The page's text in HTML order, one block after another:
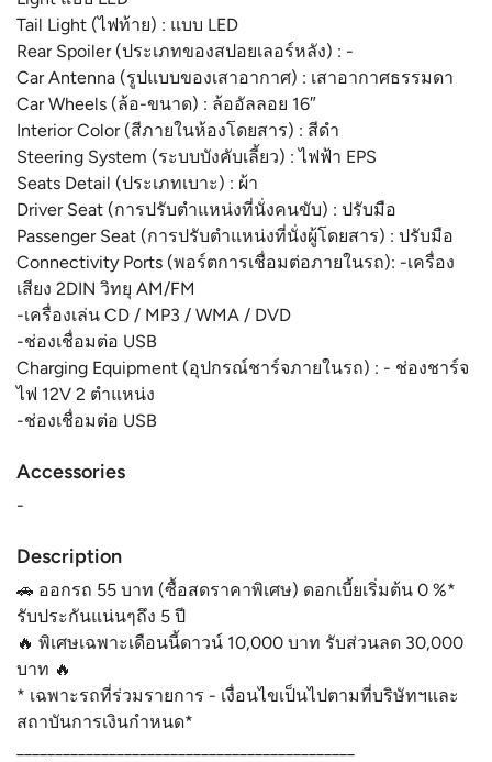
Tail Light (ไฟท้าย) : แบบ LED
Rear Spoiler (ประเภทของสปอยเลอร์หลัง) : -
Car Antenna (รูปแบบของเสาอากาศ) : เสาอากาศธรรมดา
Car Wheels (ล้อ-ขนาด) : ล้ออัลลอย 16″
Interior Color (สีภายในห้องโดยสาร) : สีดำ
Steering System (ระบบบังคับเลี้ยว) : ไฟฟ้า EPS
Seats Detail (ประเภทเบาะ) : ผ้า
Driver Seat (การปรับตำแหน่งที่นั่งคนขับ) : ปรับมือ
Passenger Seat (การปรับตำแหน่งที่นั่งผู้โดยสาร) : ปรับมือ
Connectivity Ports (พอร์ตการเชื่อมต่อภายในรถ): -เครื่อง
เสียง 2DIN วิทยุ AM/FM
-เครื่องเล่น CD / MP3 / WMA / DVD
-ช่องเชื่อมต่อ USB
Charging Equipment (อุปกรณ์ชาร์จภายในรถ) : - ช่องชาร์จ
ไฟ 12V 2 ตำแหน่ง
-ช่องเชื่อมต่อ USB
Accessories
-
Description
🚗 ออกรถ 55 บาท (ซื้อสดราคาพิเศษ) ดอกเบี้ยเริ่มต้น 0 %*
รับประกันแน่นๆถึง 5 ปี
🔥 พิเศษเฉพาะเดือนนี้ดาวน์ 10,000 บาท รับส่วนลด 30,000
บาท 🔥
* เฉพาะรถที่ร่วมรายการ - เงื่อนไขเป็นไปตามที่บริษัทฯและ
สถาบันการเงินกำหนด*